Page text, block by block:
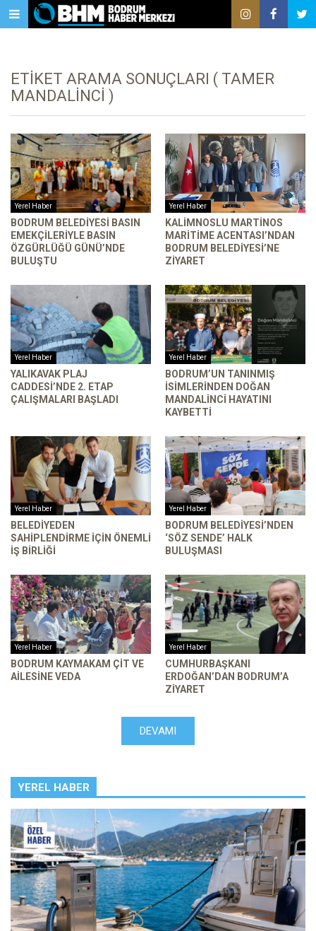
ETIKET ARAMA SONUÇLARI ( TAMER
MANDALINCI )
Yerel Haber
BODRUM BELEDIYESI BASIN
EMEKÇILERIYLE BASIN
ÖZGÜRLÜĞÜ GÜNÜ’NDE
BULUŞTU
Yerel Haber
KALIMNOSLU MARTINOS
MARITIME ACENTASI’NDAN
BODRUM BELEDIYESI’NE
ZIYARET
Yerel Haber
YALIKAVAK PLAJ
CADDESI’NDE 2. ETAP
ÇALIŞMALARI BAŞLADI
Yerel Haber
BODRUM’UN TANINMIŞ
İSIMLERINDEN DOĞAN
MANDALINCI HAYATINI
KAYBETTI
Yerel Haber
BELEDIYEDEN
SAHIPLENDIRME İÇIN ÖNEMLI
İŞ BIRLIĞI
Yerel Haber
BODRUM BELEDIYESI’NDEN
‘SÖZ SENDE’ HALK
BULUŞMASI
Yerel Haber
BODRUM KAYMAKAM ÇIT VE
AILESINE VEDA
Yerel Haber
CUMHURBAŞKANI
ERDOĞAN’DAN BODRUM’A
ZIYARET
DEVAMI
YEREL HABER